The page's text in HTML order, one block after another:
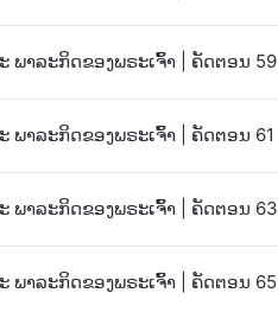
ພາລະກິດຂອງພຣະເຈົ້າ | ຄັດຕອນ 59
ພາລະກິດຂອງພຣະເຈົ້າ | ຄັດຕອນ 61
ພາລະກິດຂອງພຣະເຈົ້າ | ຄັດຕອນ 63
ພາລະກິດຂອງພຣະເຈົ້າ | ຄັດຕອນ 65